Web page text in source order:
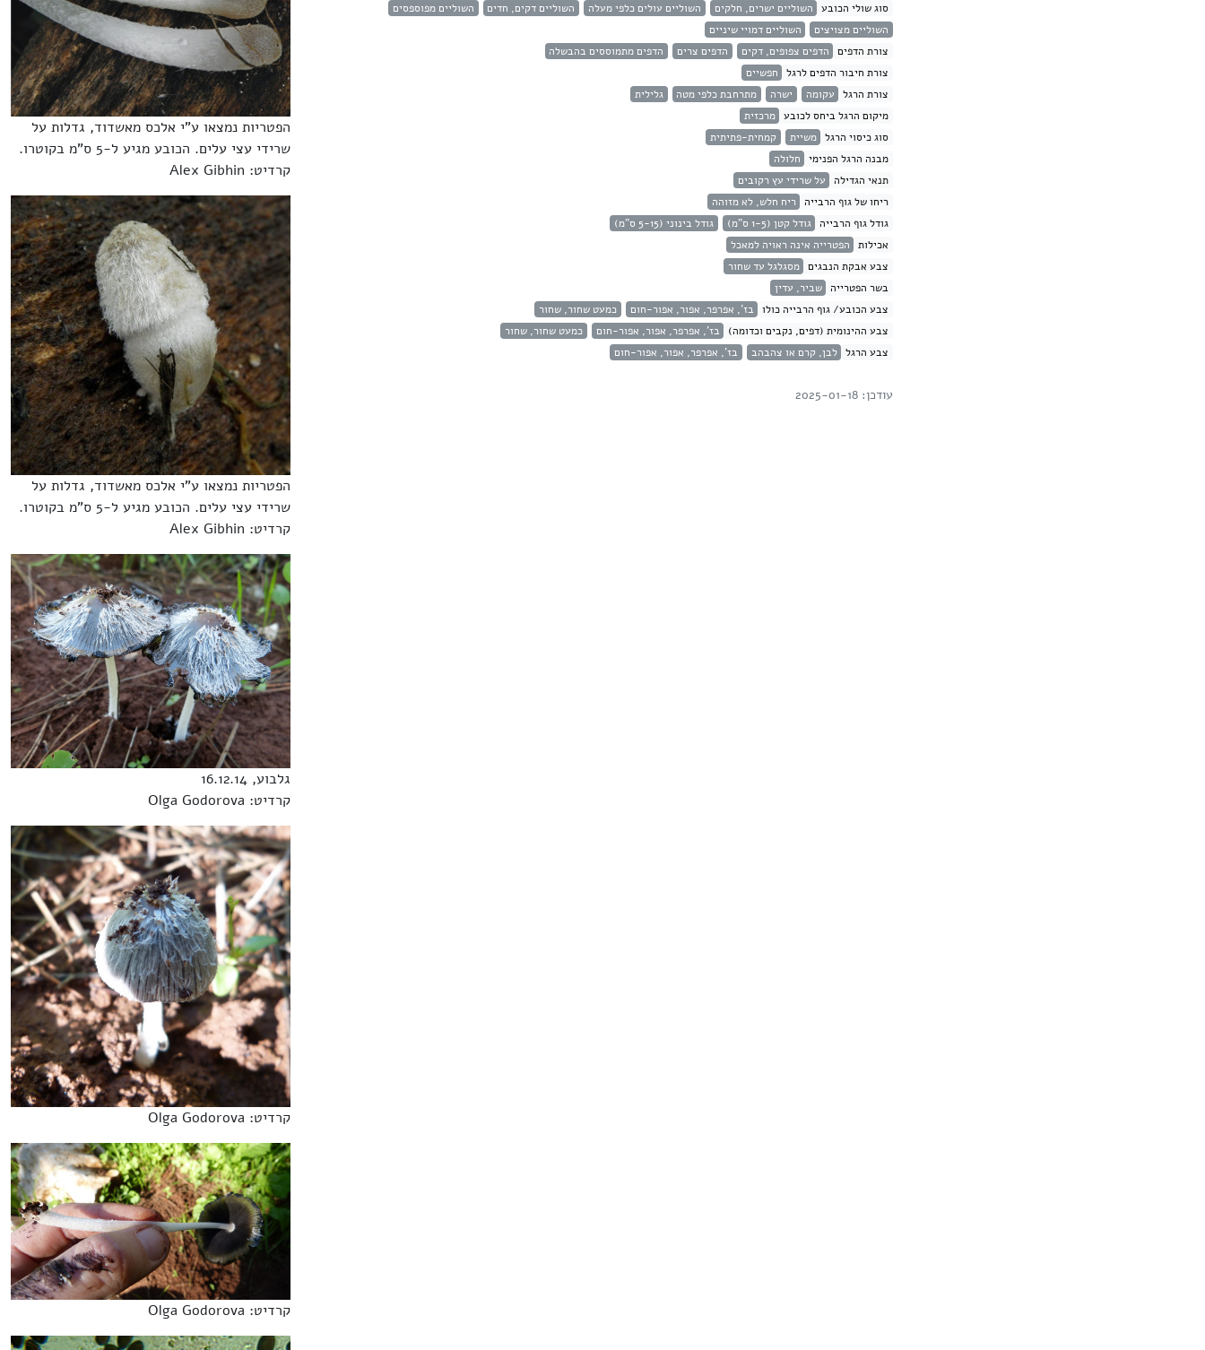
סוג שולי הכובע
השוליים ישרים, חלקים השוליים עולים כלפי מעלה השוליים דקים, חדים
השוליים מפוספסים
השוליים מצויצים
השוליים דמויי שיניים
צורת הדפים
הדפים צפופים, דקים הדפים צרים
הדפים מתמוססים בהבשלה
צורת חיבור הדפים לרגל
חפשיים
צורת הרגל
עקומה ישרה מתרחבת כלפי מטה
גלילית
מיקום הרגל ביחס לכובע מרכזית
סוג כיסוי הרגל משיית
קמחית-פתיתית
מבנה הרגל הפנימי
חלולה
תנאי הגדילה
על שרידי עץ רקובים
ריחו של גוף הרבייה
ריח חלש, לא מזוהה
גודל גוף הרבייה
גודל קטן (1-5 ס"מ)
גודל בינוני (5-15 ס"מ)
אכילות
הפטרייה אינה ראויה למאכל
צבע אבקת הנבגים מסגלגל עד שחור
בשר הפטרייה
שביר, עדין
צבע הכובע/ גוף הרבייה כולו
בז', אפרפר, אפור, אפור-חום
כמעט שחור, שחור
צבע ההינומית (דפים, נקבים וכדומה)
בז', אפרפר, אפור, אפור-חום
כמעט שחור, שחור
צבע הרגל לבן, קרם או צהבהב בז', אפרפר, אפור, אפור-חום
עודכן: 2025-01-18
הפטריות נמצאו ע"י אלכס מאשדוד, גדלות על
שרידי עצי עלים. הכובע מגיע ל-5 ס"מ בקוטרו.
קרדיט: Alex Gibhin
הפטריות נמצאו ע"י אלכס מאשדוד, גדלות על
שרידי עצי עלים. הכובע מגיע ל-5 ס"מ בקוטרו.
קרדיט: Alex Gibhin
גלבוע, 16.12.14
קרדיט: Olga Godorova
קרדיט: Olga Godorova
קרדיט: Olga Godorova